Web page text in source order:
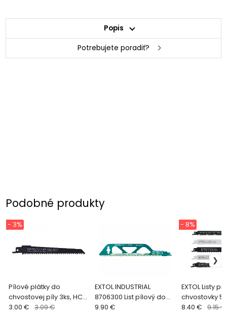
Popis
Potrebujete poradiť?
Podobné produkty
Pílové plátky do
chvostovej píly 3ks, HCS,
150x19x1,2mm
- 3%
3.00 € 3.09 €
EXTOL INDUSTRIAL
8706300 List pílový do
chvostovej píly,
9.90 €
EXTOL Listy
chvostovky
- 8%
8.40 € 9.15 €